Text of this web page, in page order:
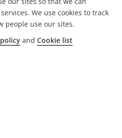
beveiligingsmeldingen van
We use cookies to track
people use our sites.
and Cookie list